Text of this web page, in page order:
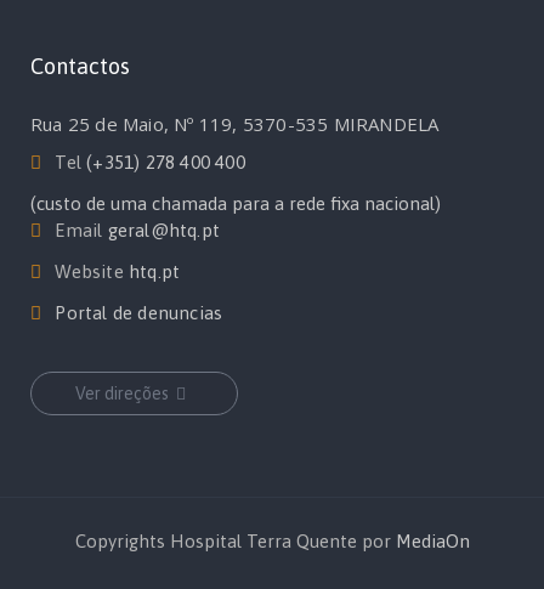
Contactos
Rua 25 de Maio, Nº 119, 5370-535 MIRANDELA
Tel(+351) 278 400 400
(custo de uma chamada para a rede fixa nacional)
Email geral@htq.pt
Website htq.pt
Portal de denuncias
Ver direções
Copyrights Hospital Terra Quente por MediaOn